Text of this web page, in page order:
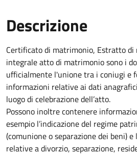
Descrizione
Certificato di matrimonio, Estratto di
integrale atto di matrimonio sono i
ufficialmente l'unione tra i coniugi e
informazioni relative ai dati
luogo di celebrazione dell’atto.
Possono inoltre contenere
esempio l’indicazione del regime
(comunione o separazione dei beni)
relative a divorzio, separazione,